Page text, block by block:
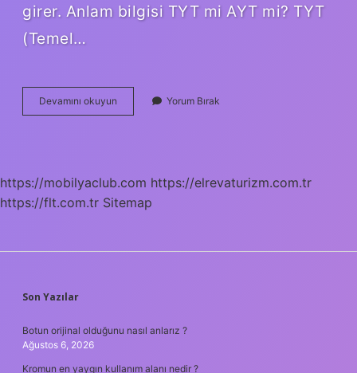
girer. Anlam bilgisi TYT mi AYT mi? TYT
(Temel…
Devamını okuyun
Bilgisi
Yorum Bırak
https://mobilyaclub.com https://elrevaturizm.com.tr
https://flt.com.tr Sitemap
SIDEBAR
Son Yazılar
Botun orijinal olduğunu nasıl anlarız ?
Ağustos 6, 2026
Kromun en yaygın kullanım alanı nedir ?